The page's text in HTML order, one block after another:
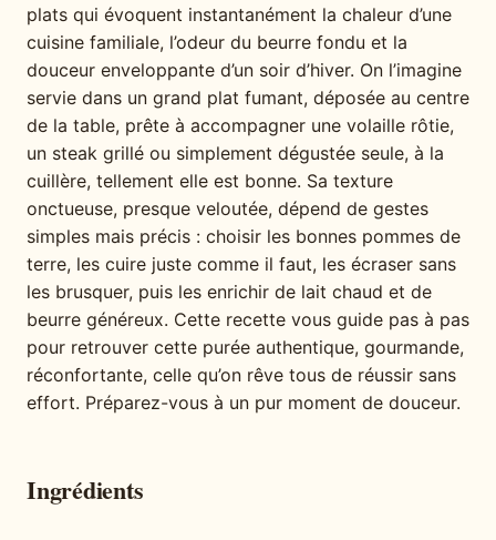
plats qui évoquent instantanément la chaleur d’une
cuisine familiale, l’odeur du beurre fondu et la
douceur enveloppante d’un soir d’hiver. On l’imagine
servie dans un grand plat fumant, déposée au centre
de la table, prête à accompagner une volaille rôtie,
un steak grillé ou simplement dégustée seule, à la
cuillère, tellement elle est bonne. Sa texture
onctueuse, presque veloutée, dépend de gestes
simples mais précis : choisir les bonnes pommes de
terre, les cuire juste comme il faut, les écraser sans
les brusquer, puis les enrichir de lait chaud et de
beurre généreux. Cette recette vous guide pas à pas
pour retrouver cette purée authentique, gourmande,
réconfortante, celle qu’on rêve tous de réussir sans
effort. Préparez-vous à un pur moment de douceur.
Ingrédients